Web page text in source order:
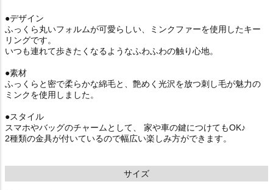
●デザイン
ふっくら丸いフォルムが可愛らしい、ミンクファーを使用したキー
リングです。
いつも連れて歩きたくなるようなふわふわの触り心地。
●素材
ふっくらと密で柔らかな綿毛と、艶めく光沢を放つ刺し毛が魅力の
ミンクを使用しました。
●スタイル
スマホやバッグのチャームとして、 家や車の鍵につけてもOK♪
2種類の金具が付いているので幅広い楽しみ方ができます。
サイズ